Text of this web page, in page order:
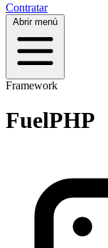
Contratar
Abrir menú
Framework
FuelPHP